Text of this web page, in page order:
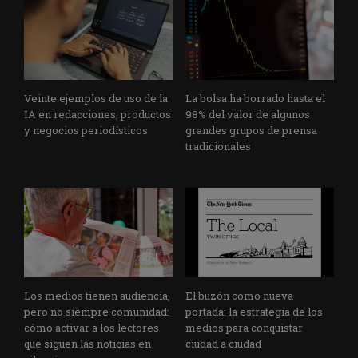
Veinte ejemplos de uso de la
IA en redacciones, productos
y negocios periodísticos
La bolsa ha borrado hasta el
98% del valor de algunos
grandes grupos de prensa
tradicionales
Los medios tienen audiencia,
pero no siempre comunidad:
cómo activar a los lectores
que siguen las noticias en
El buzón como nueva
portada: la estrategia de los
medios para conquistar
ciudad a ciudad